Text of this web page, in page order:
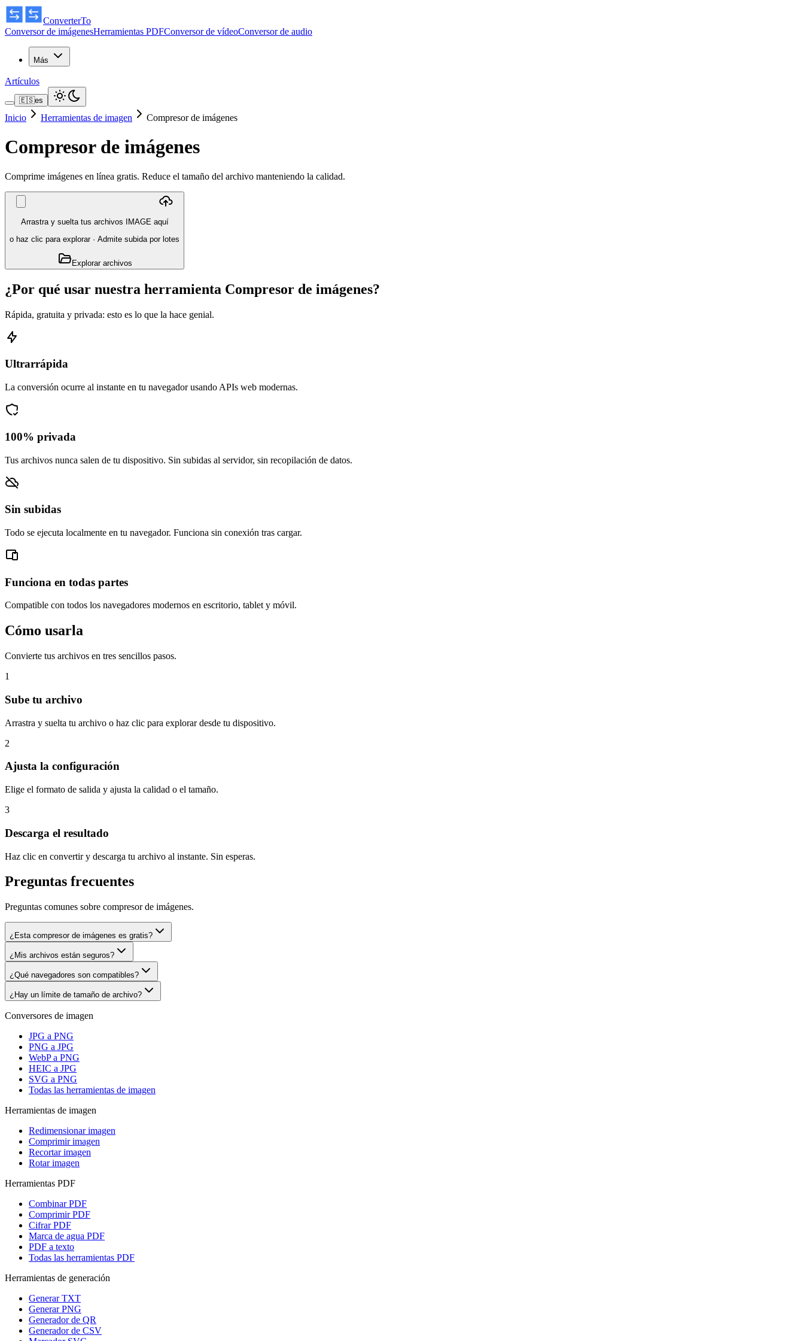
ConverterTo
Conversor de imágenesHerramientas PDFConversor de vídeoConversor de audio
Más
Artículos
🇪🇸es
Inicio Herramientas de imagen Compresor de imágenes
Compresor de imágenes
Comprime imágenes en línea gratis. Reduce el tamaño del archivo manteniendo la calidad.
Arrastra y suelta tus archivos IMAGE aquí
o haz clic para explorar· Admite subida por lotes
Explorar archivos
¿Por qué usar nuestra herramienta Compresor de imágenes?
Rápida, gratuita y privada: esto es lo que la hace genial.
Ultrarrápida
La conversión ocurre al instante en tu navegador usando APIs web modernas.
100% privada
Tus archivos nunca salen de tu dispositivo. Sin subidas al servidor, sin recopilación de datos.
Sin subidas
Todo se ejecuta localmente en tu navegador. Funciona sin conexión tras cargar.
Funciona en todas partes
Compatible con todos los navegadores modernos en escritorio, tablet y móvil.
Cómo usarla
Convierte tus archivos en tres sencillos pasos.
1
Sube tu archivo
Arrastra y suelta tu archivo o haz clic para explorar desde tu dispositivo.
2
Ajusta la configuración
Elige el formato de salida y ajusta la calidad o el tamaño.
3
Descarga el resultado
Haz clic en convertir y descarga tu archivo al instante. Sin esperas.
Preguntas frecuentes
Preguntas comunes sobre compresor de imágenes.
¿Esta compresor de imágenes es gratis?
¿Mis archivos están seguros?
¿Qué navegadores son compatibles?
¿Hay un límite de tamaño de archivo?
Conversores de imagen
JPG a PNG
PNG a JPG
WebP a PNG
HEIC a JPG
SVG a PNG
Todas las herramientas de imagen
Herramientas de imagen
Redimensionar imagen
Comprimir imagen
Recortar imagen
Rotar imagen
Herramientas PDF
Combinar PDF
Comprimir PDF
Cifrar PDF
Marca de agua PDF
PDF a texto
Todas las herramientas PDF
Herramientas de generación
Generar TXT
Generar PNG
Generador de QR
Generador de CSV